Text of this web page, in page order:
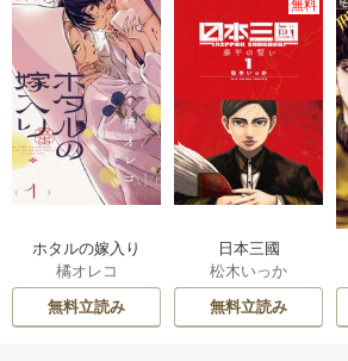
ホタルの嫁入り
橘オレコ
無料立読み
無料
日本三國
松木いっか
無料立読み